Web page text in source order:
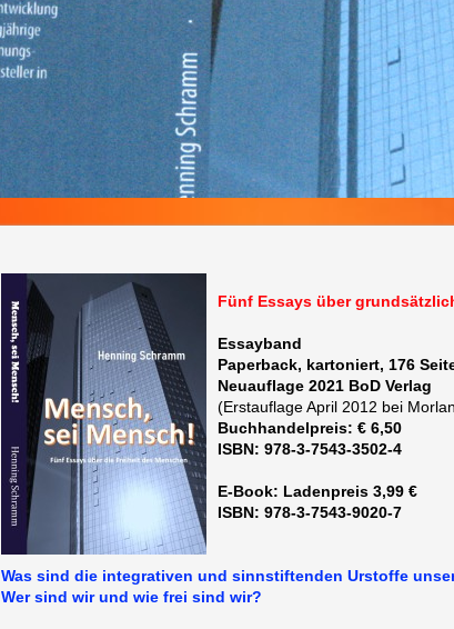
Fünf Essays über
Essayband
Paperback, kartoniert, 176
Neuauflage 2021 BoD Verlag
(Erstauflage April 2012 bei
Buchhandelpreis: € 6,50
ISBN: 978-3-7543-3502-4
E-Book: Ladenpreis 3,99 €
ISBN: 978-3-7543-9020-7
Was sind die integrativen und sinnstiftenden Urstoffe
Wer sind wir und wie frei sind wir?